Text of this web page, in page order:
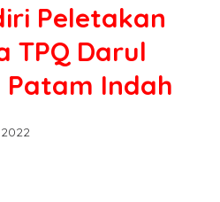
Peletakan
TPQ Darul
Patam Indah